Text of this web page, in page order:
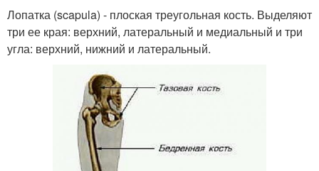
Лопатка (scapula) - плоская треугольная кость. Выделяют
три ее края: верхний, латеральный и медиальный и три
угла: верхний, нижний и латеральный.